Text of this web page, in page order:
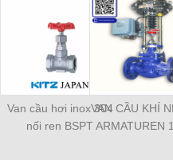
Van cầu hơi inox 304
nối ren BSPT
VAN CẦU KHÍ
ARMATUREN